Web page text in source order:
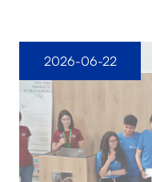
2026-06-22